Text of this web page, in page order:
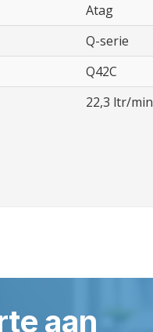
Atag
Q-serie
Q42C
22,3 ltr/min
aan